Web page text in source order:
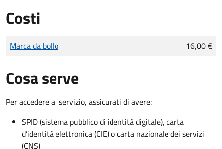
Costi
Tipo di pagamento
Importo
Marca da bollo 16,00 €
Cosa serve
Per accedere al servizio, assicurati di avere:
SPID (sistema pubblico di identità digitale), carta
d’identità elettronica (CIE) o carta nazionale dei servizi
(CNS)